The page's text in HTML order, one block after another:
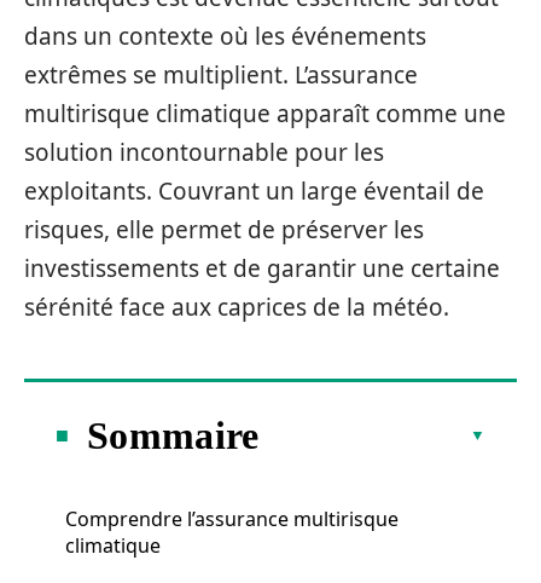
dans un contexte où les événements
extrêmes se multiplient. L’assurance
multirisque climatique apparaît comme une
solution incontournable pour les
exploitants. Couvrant un large éventail de
risques, elle permet de préserver les
investissements et de garantir une certaine
sérénité face aux caprices de la météo.
Sommaire
Comprendre l’assurance multirisque
climatique